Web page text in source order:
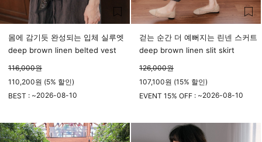
몸에 감기듯 완성되는 입체 실루엣
deep brown linen belted vest
116,000원
110,200원 (5% 할인)
BEST : ~2026-08-10
걷는 순간 더 예뻐지는 린넨 스커트
deep brown linen slit skirt
126,000원
107,100원 (15% 할인)
EVENT 15% OFF : ~2026-08-10